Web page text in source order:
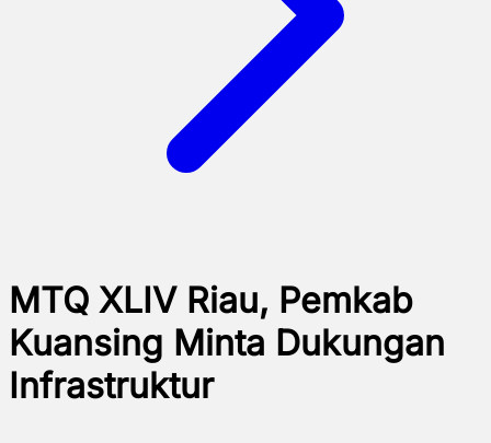
MTQ XLIV Riau, Pemkab
Kuansing Minta Dukungan
Infrastruktur